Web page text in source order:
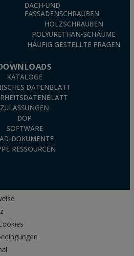
DACH-UND
FASSADENSCHRAUBEN
HOLZSCHRAUBEN
POLYURETHAN-SCHÄUME
HÄUFIG GESTELLTE FRAGEN
KATALOGE
DATENBLATT
ZULASSUNGEN
DOP
SOFTWARE
DOKUMENTE
RESSOURCEN